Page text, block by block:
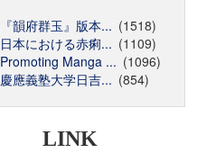
『韻府群玉』版本... (1518)
日本における赤痢... (1109)
Promoting Manga ... (1096)
慶應義塾大学日吉... (854)
LINK